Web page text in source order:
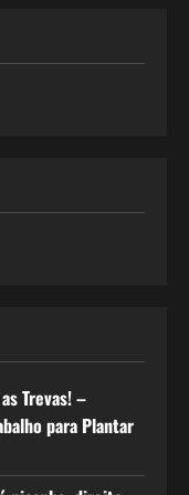
Trevas! –
para Plantar